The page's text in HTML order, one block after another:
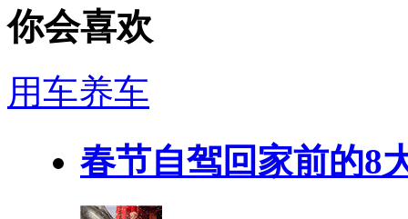
你会喜欢
用车养车
春节自驾回家前的8